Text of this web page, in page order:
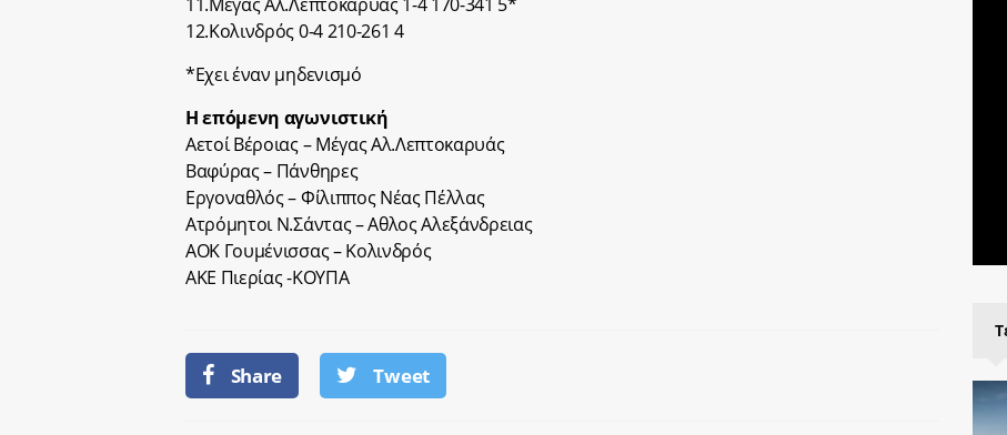
12.Κολινδρός 0-4 210-261 4
*Εχει έναν μηδενισμό
Η επόμενη αγωνιστική
Αετοί Βέροιας – Μέγας Αλ.Λεπτοκαρυάς
Βαφύρας – Πάνθηρες
Εργοναθλός – Φίλιππος Νέας Πέλλας
Ατρόμητοι Ν.Σάντας – Αθλος Αλεξάνδρειας
ΑΟΚ Γουμένισσας – Κολινδρός
ΑΚΕ Πιερίας -ΚΟΥΠΑ
Share Tweet